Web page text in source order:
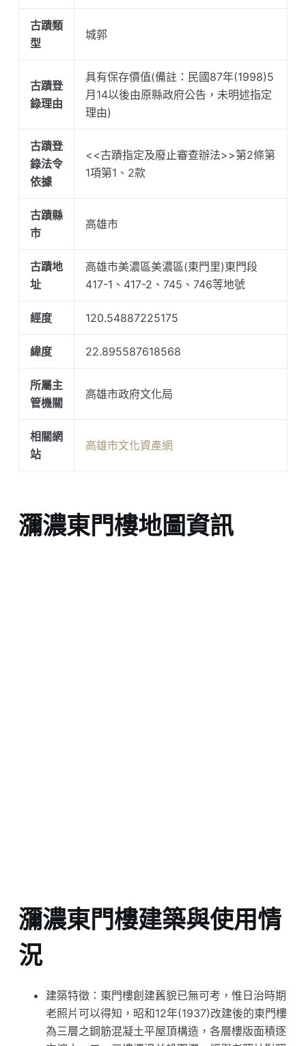
古蹟類
型
城郭
古蹟登
錄理由
具有保存價值(備註：民國87年(1998)5
月14以後由原縣政府公告，未明述指定
理由)
古蹟登
錄法令
依據
<<古蹟指定及廢止審查辦法>>第2條第
1項第1、2款
古蹟縣
市
高雄市
古蹟地
址
高雄市美濃區美濃區(東門里)東門段
417-1、417-2、745、746等地號
經度 120.54887225175
緯度 22.895587618568
所屬主
管機關
高雄市政府文化局
相關網
站
高雄市文化資產網
瀰濃東門樓地圖資訊
瀰濃東門樓建築與使用情
況
建築特徵：東門樓創建舊貌已無可考，惟日治時期
老照片可以得知，昭和12年(1937)改建後的東門樓
為三層之鋼筋混凝土平屋頂構造，各層樓版面積逐